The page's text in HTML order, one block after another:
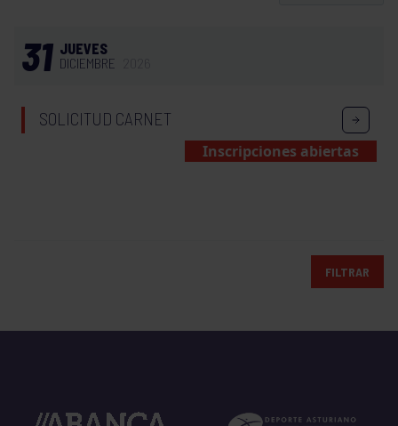
31 JUEVES
DICIEMBRE
SOLICITUD CARNET
Inscripciones abiertas
FILTRAR